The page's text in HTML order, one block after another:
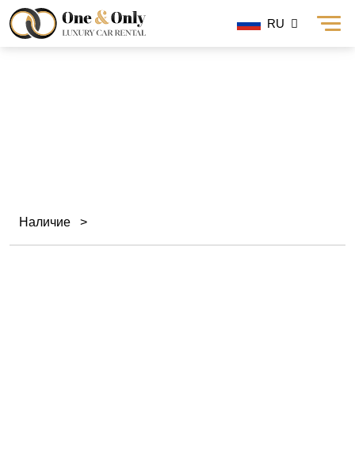
RU
Наличие >